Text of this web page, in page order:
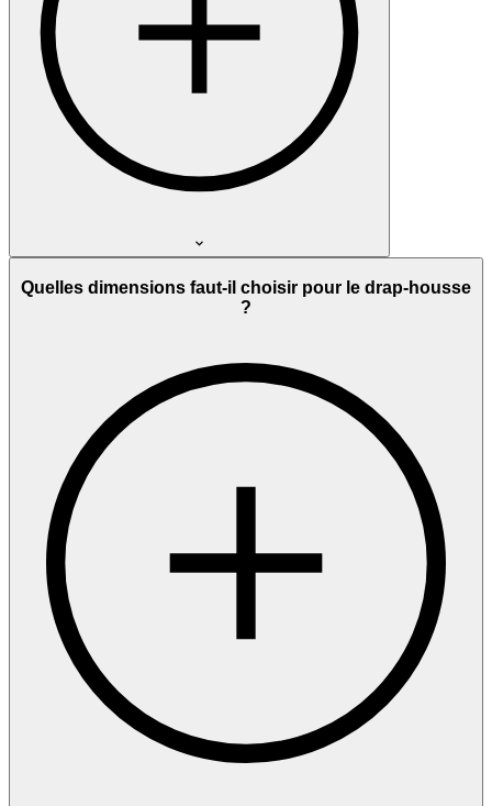
Quelles dimensions faut-il choisir pour le drap-housse
?